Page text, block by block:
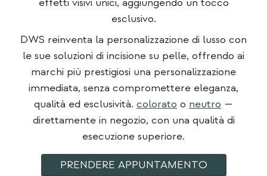
esclusivo.
DWS reinventa la personalizzazione di lusso con
le sue soluzioni di incisione su pelle, offrendo ai
marchi più prestigiosi una personalizzazione
immediata, senza compromettere eleganza,
qualità ed esclusività. colorato o neutro —
direttamente in negozio, con una qualità di
esecuzione superiore.
PRENDERE APPUNTAMENTO